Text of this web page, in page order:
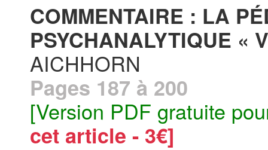
COMMENTAIRE : LA
PSYCHANALYTIQUE «
AICHHORN
Pages 187 à 200
[Version PDF gratuite
cet article - 3€]